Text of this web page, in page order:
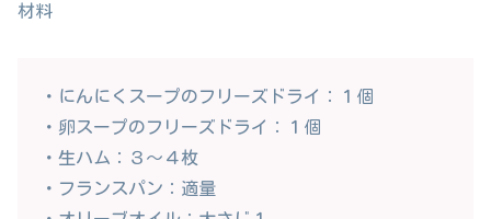
材料
・にんにくスープのフリーズドライ：１個
・卵スープのフリーズドライ：１個
・生ハム：３〜４枚
・フランスパン：適量